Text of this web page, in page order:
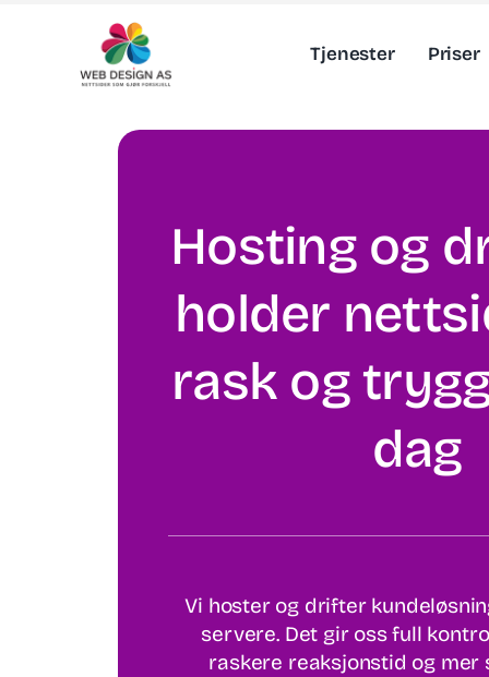
Tjenester Priser
Hosting og
holder
rask og
dag
Vi hoster og drifter
servere. Det gir oss full
raskere reaksjonstid og mer